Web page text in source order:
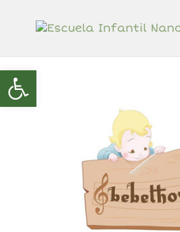
Abrir barra de herramientas